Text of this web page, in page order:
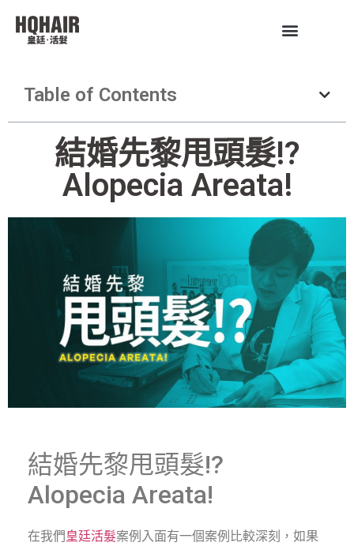
Table of Contents
結婚先黎甩頭髮!?
Alopecia Areata!
結婚先黎甩頭髮!?
Alopecia Areata!
在我們 皇廷活髮案例 入面有一個案例 比較深刻，如果